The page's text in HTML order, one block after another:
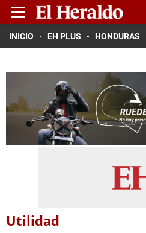
INICIO EH PLUS HONDURAS
Utilidad